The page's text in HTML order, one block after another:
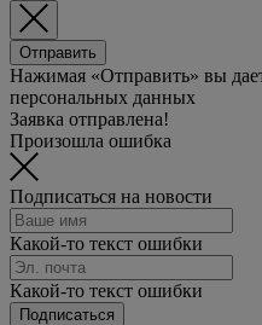
Отправить
Нажимая «Отправить» вы
персональных данных
Заявка отправлена!
Произошла ошибка
Подписаться на новости
Какой-то текст ошибки
Какой-то текст ошибки
Подписаться